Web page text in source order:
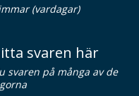
(vardagar)
svaren här
svaren på många av de